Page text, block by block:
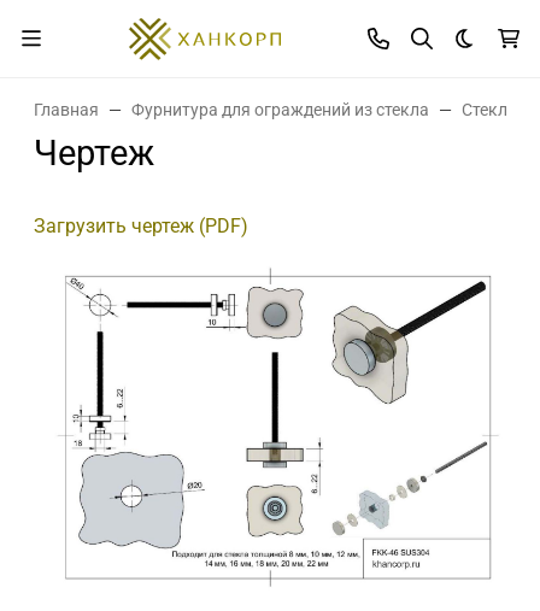
Темная
Главная Фурнитура для ограждений из стекла
Чертеж
Загрузить чертеж (PDF)